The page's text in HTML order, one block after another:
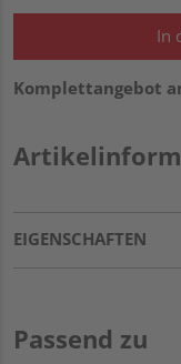
In
Komplettangebot
EIGENSCHAFTEN
Passend zu